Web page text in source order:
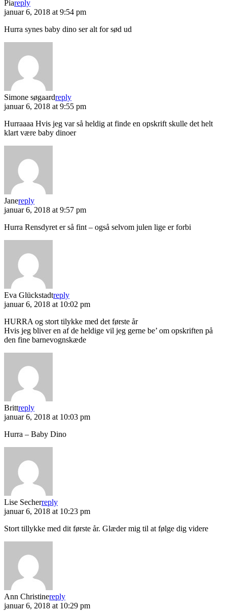
Piareply
januar 6, 2018 at 9:54 pm
Hurra synes baby dino ser alt for sød ud
Simone søgaardreply
januar 6, 2018 at 9:55 pm
Hurraaaa Hvis jeg var så heldig at finde en opskrift skulle det helt
klart være baby dinoer
Janereply
januar 6, 2018 at 9:57 pm
Hurra Rensdyret er så fint – også selvom julen lige er forbi
Eva Glückstadtreply
januar 6, 2018 at 10:02 pm
HURRA og stort tilykke med det første år
Hvis jeg bliver en af de heldige vil jeg gerne be’ om opskriften på
den fine barnevognskæde
Brittreply
januar 6, 2018 at 10:03 pm
Hurra – Baby Dino
Lise Secherreply
januar 6, 2018 at 10:23 pm
Stort tillykke med dit første år. Glæder mig til at følge dig videre
Ann Christinereply
januar 6, 2018 at 10:29 pm